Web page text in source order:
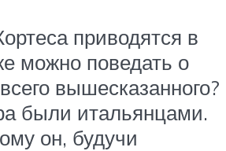
приводятся в
можно поведать о
вышесказанного?
были итальянцами.
он, будучи